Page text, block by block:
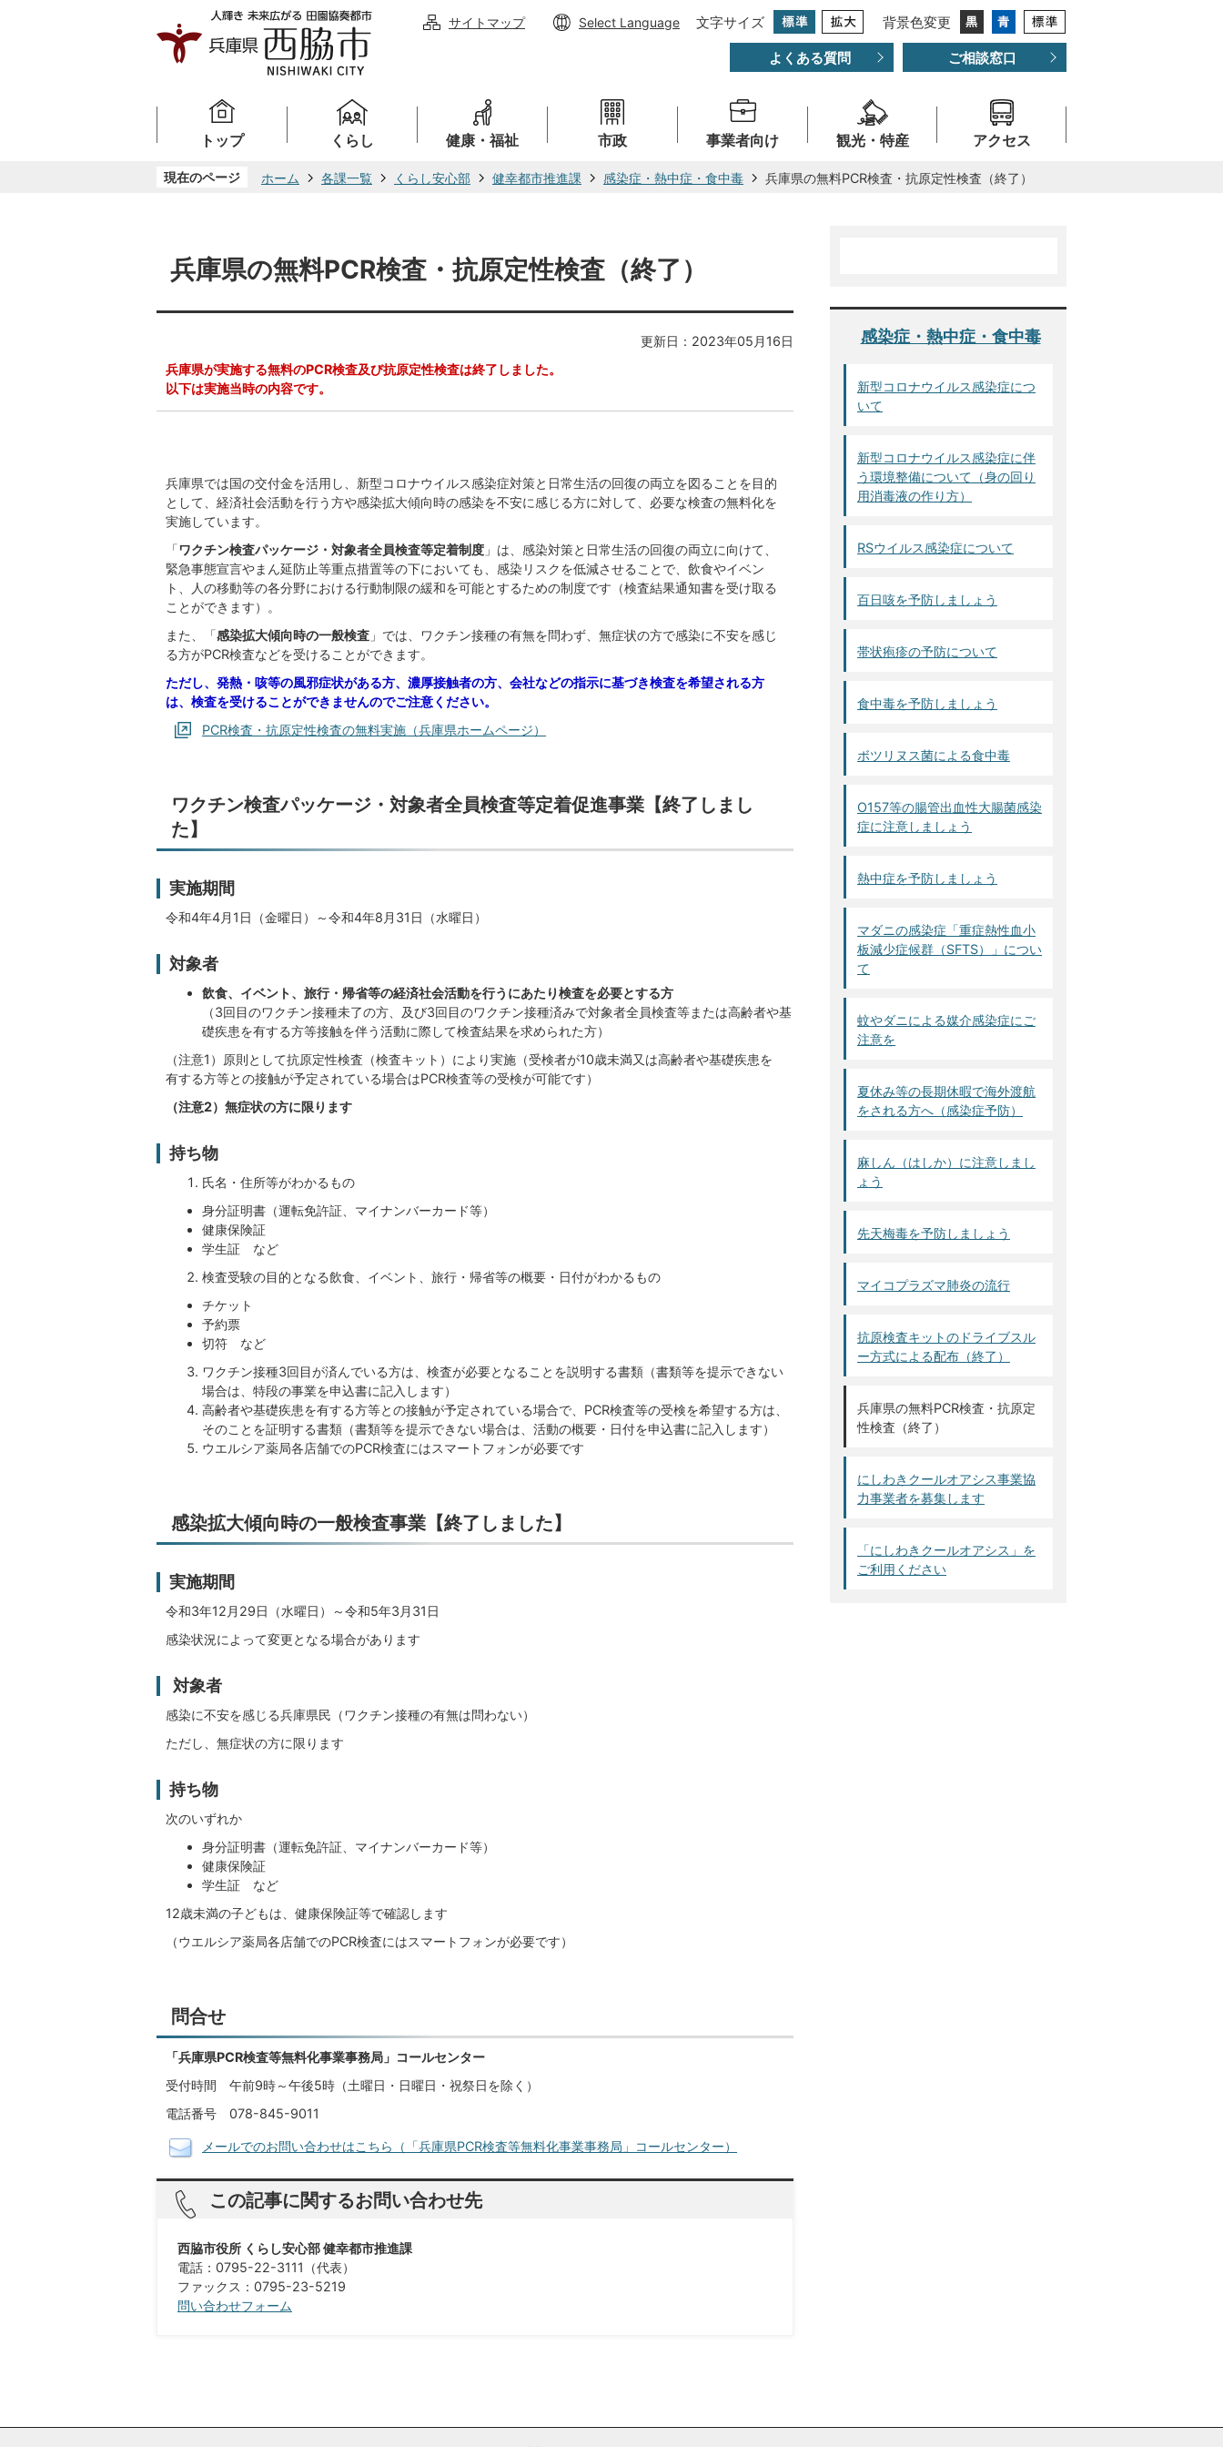
サイトマップ Select Language 文字サイズ 背景色変更
よくある質問 ご相談窓口
トップ くらし 健康・福祉 市政 事業者向け 観光・特産 アクセス
現在のページ ホーム 各課一覧 くらし安心部 健幸都市推進課 感染症・熱中症・食中毒 兵庫県の無料PCR検査・抗原定性検査（終了）
兵庫県の無料PCR検査・抗原定性検査（終了）
更新日：2023年05月16日
兵庫県が実施する無料のPCR検査及び抗原定性検査は終了しました。
以下は実施当時の内容です。
兵庫県では国の交付金を活用し、新型コロナウイルス感染症対策と日常生活の回復の両立を図ることを目的
として、経済社会活動を行う方や感染拡大傾向時の感染を不安に感じる方に対して、必要な検査の無料化を
実施しています。
「ワクチン検査パッケージ・対象者全員検査等定着制度 」は、感染対策と日常生活の回復の両立に向けて、
緊急事態宣言やまん延防止等重点措置等の下においても、感染リスクを低減させることで、飲食やイベン
ト、人の移動等の各分野における行動制限の緩和を可能とするための制度です（検査結果通知書を受け取る
ことができます）。
また、「感染拡大傾向時の一般検査 」では、ワクチン接種の有無を問わず、無症状の方で感染に不安を感じ
る方がPCR検査などを受けることができます。
ただし、発熱・咳等の風邪症状がある方、濃厚接触者の方、会社などの指示に基づき検査を希望される方
は、検査を受けることができませんのでご注意ください。
PCR検査・抗原定性検査の無料実施（兵庫県ホームページ）
ワクチン検査パッケージ・対象者全員検査等定着促進事業【終了しまし
た】
実施期間
令和4年4月1日（金曜日）～令和4年8月31日（水曜日）
対象者
飲食、イベント、旅行・帰省等の経済社会活動を行うにあたり検査を必要とする方
（3回目のワクチン接種未了の方、及び3回目のワクチン接種済みで対象者全員検査等または高齢者や基
礎疾患を有する方等接触を伴う活動に際して検査結果を求められた方）
（注意1）原則として抗原定性検査（検査キット）により実施（受検者が10歳未満又は高齢者や基礎疾患を
有する方等との接触が予定されている場合はPCR検査等の受検が可能です）
（注意2）無症状の方に限ります
持ち物
氏名・住所等がわかるもの
身分証明書（運転免許証、マイナンバーカード等）
健康保険証
学生証 など
検査受験の目的となる飲食、イベント、旅行・帰省等の概要・日付がわかるもの
チケット
予約票
切符 など
ワクチン接種3回目が済んでいる方は、検査が必要となることを説明する書類（書類等を提示できない
場合は、特段の事業を申込書に記入します）
高齢者や基礎疾患を有する方等との接触が予定されている場合で、PCR検査等の受検を希望する方は、
そのことを証明する書類（書類等を提示できない場合は、活動の概要・日付を申込書に記入します）
ウエルシア薬局各店舗でのPCR検査にはスマートフォンが必要です
感染拡大傾向時の一般検査事業【終了しました】
実施期間
令和3年12月29日（水曜日）～令和5年3月31日
感染状況によって変更となる場合があります
対象者
感染に不安を感じる兵庫県民（ワクチン接種の有無は問わない）
ただし、無症状の方に限ります
持ち物
次のいずれか
身分証明書（運転免許証、マイナンバーカード等）
健康保険証
学生証 など
12歳未満の子どもは、健康保険証等で確認します
（ウエルシア薬局各店舗でのPCR検査にはスマートフォンが必要です）
問合せ
「兵庫県PCR検査等無料化事業事務局」コールセンター
受付時間 午前9時～午後5時（土曜日・日曜日・祝祭日を除く）
電話番号 078-845-9011
メールでのお問い合わせはこちら（「兵庫県PCR検査等無料化事業事務局」コールセンター）
この記事に関するお問い合わせ先
西脇市役所 くらし安心部 健幸都市推進課
電話：0795-22-3111（代表）
​​​​​​​ファックス：0795-23-5219
問い合わせフォーム
感染症・熱中症・食中毒
新型コロナウイルス感染症につ
いて
新型コロナウイルス感染症に伴
う環境整備について（身の回り
用消毒液の作り方）
RSウイルス感染症について
百日咳を予防しましょう
帯状疱疹の予防について
食中毒を予防しましょう
ボツリヌス菌による食中毒
O157等の腸管出血性大腸菌感染
症に注意しましょう
熱中症を予防しましょう
マダニの感染症「重症熱性血小
板減少症候群（SFTS）」につい
て
蚊やダニによる媒介感染症にご
注意を
夏休み等の長期休暇で海外渡航
をされる方へ（感染症予防）
麻しん（はしか）に注意しまし
ょう
先天梅毒を予防しましょう
マイコプラズマ肺炎の流行
抗原検査キットのドライブスル
ー方式による配布（終了）
兵庫県の無料PCR検査・抗原定
性検査（終了）
にしわきクールオアシス事業協
力事業者を募集します
「にしわきクールオアシス」を
ご利用ください